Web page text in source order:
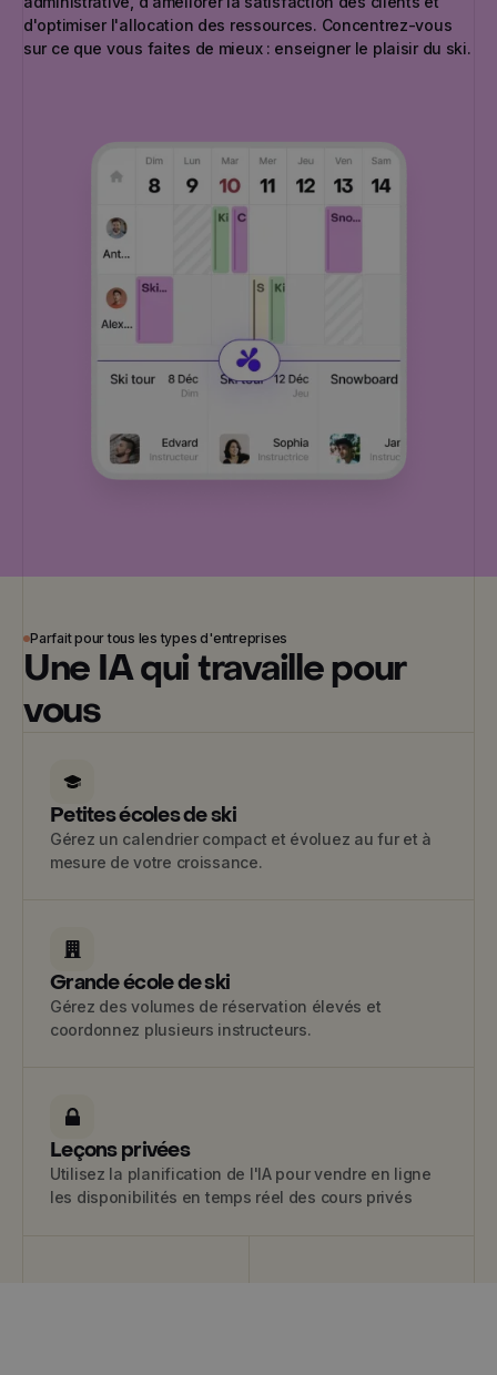
d'optimiser l'allocation des ressources. Concentrez-vous
sur ce que vous faites de mieux : enseigner le plaisir du ski.
Parfait pour tous les types d'entreprises
Une IA qui travaille pour
vous
Petites écoles de ski
Gérez un calendrier compact et évoluez au fur et à
mesure de votre croissance.
Grande école de ski
Gérez des volumes de réservation élevés et
coordonnez plusieurs instructeurs.
Leçons privées
Utilisez la planification de l'IA pour vendre en ligne
les disponibilités en temps réel des cours privés